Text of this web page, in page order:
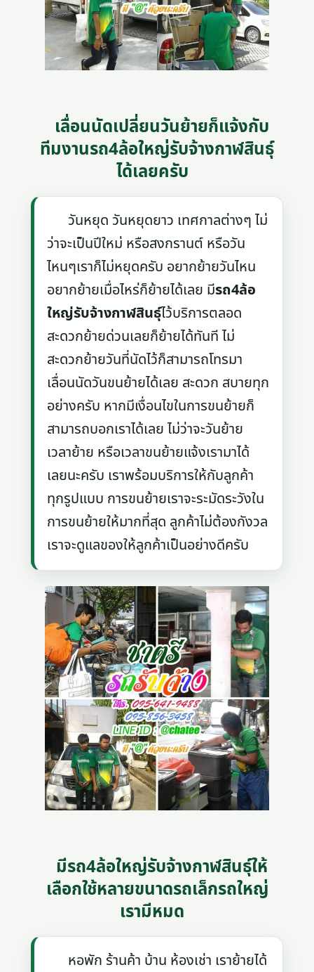
เลื่อนนัดเปลี่ยนวันย้ายก็แจ้งกับ
ทีมงานรถ4ล้อใหญ่รับจ้างกาฬสินธุ์
ได้เลยครับ
วันหยุด วันหยุดยาว เทศกาลต่างๆ ไม่
ว่าจะเป็นปีใหม่ หรือสงกรานต์ หรือวัน
ไหนๆเราก็ไม่หยุดครับ อยากย้ายวันไหน
อยากย้ายเมื่อไหร่ก็ย้ายได้เลย มีรถ4ล้อ
ใหญ่รับจ้างกาฬสินธุ์ไว้บริการตลอด
สะดวกย้ายด่วนเลยก็ย้ายได้ทันที ไม่
สะดวกย้ายวันที่นัดไว้ก็สามารถโทรมา
เลื่อนนัดวันขนย้ายได้เลย สะดวก สบายทุก
อย่างครับ หากมีเงื่อนไขในการขนย้ายก็
สามารถบอกเราได้เลย ไม่ว่าจะวันย้าย
เวลาย้าย หรือเวลาขนย้ายแจ้งเรามาได้
เลยนะครับ เราพร้อมบริการให้กับลูกค้า
ทุกรูปแบบ การขนย้ายเราจะระมัดระวังใน
การขนย้ายให้มากที่สุด ลูกค้าไม่ต้องกังวล
เราจะดูแลของให้ลูกค้าเป็นอย่างดีครับ
มีรถ4ล้อใหญ่รับจ้างกาฬสินธุ์ให้
เลือกใช้หลายขนาดรถเล็กรถใหญ่
เรามีหมด
หอพัก ร้านค้า บ้าน ห้องเช่า เราย้ายได้